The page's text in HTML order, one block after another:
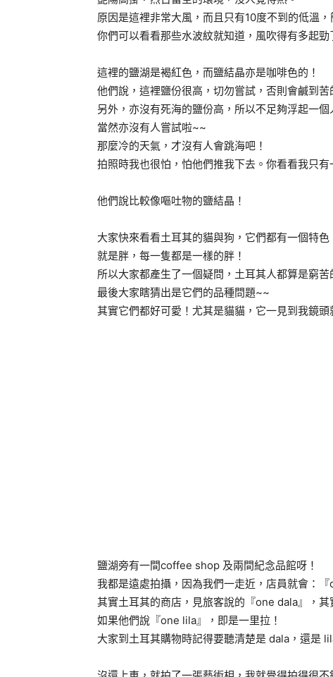
原因是這裡非常大風，而且只有10度不到的低溫，
你們可以看看那些水波紋就知道，風吹得有多起勁
這裡的鹽湖是褐紅色，而鹽結晶亦是咖啡色的！
他們說，這裡鹽份很高，切勿嘗試，否則會鹹到苦
另外，亦沒有死海的鹽份高，所以不足夠浮起一個
當然亦沒有人嘗試啦~~
那麼冷的天氣，才沒有人會跳海吧！
拍照時我也很怕，怕他們推我下去。你看看我只有
他們說比較像嘔吐物的鹽結晶！
大家快來看看土耳其的貓與狗，它們都有一個特色
就是胖，每一隻都是一樣的胖！
所以大家都產生了一個疑問，土耳其人都算是窮
最後大家瞎猜出是它們的品種問題~~
其實它們都好可愛！尤其是貓貓，它一見到我鏡頭
鹽湖旁有一間coffee shop 及兩間紀念品館呀！
我都是遠處拍攝，因為我們一走近，店員就會：
其實土耳其的商店，見旅客說的『one dala』，
如果他們說『one lila』，即是一里拉！
大家到土耳其購物時記得要聽清楚是 dala，還是